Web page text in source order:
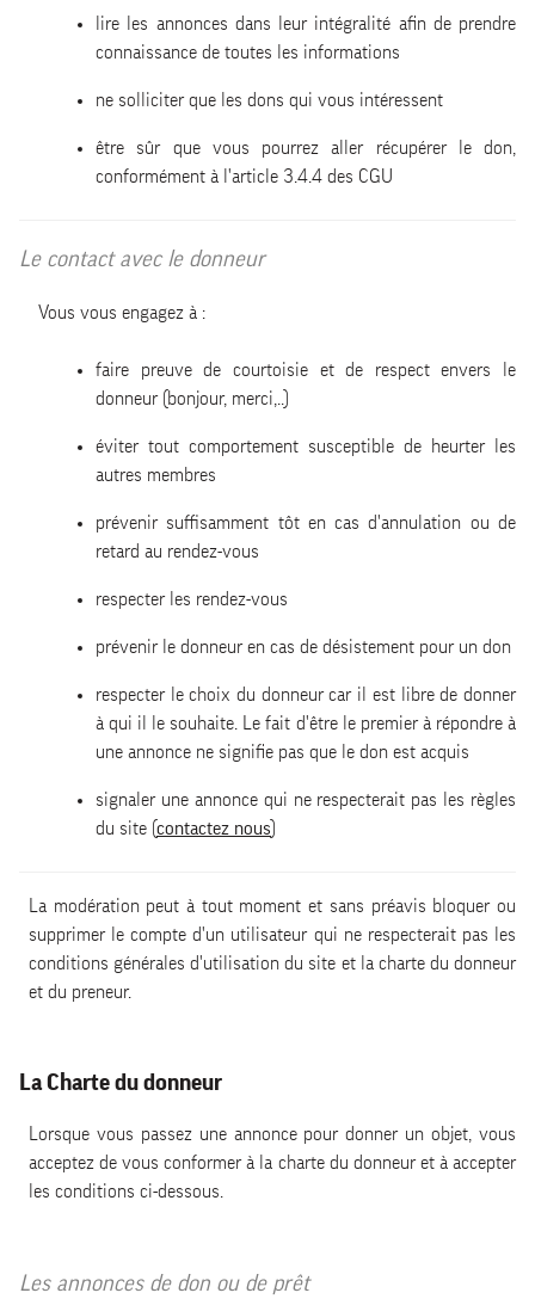
lire les annonces dans leur intégralité afin de prendre
connaissance de toutes les informations
ne solliciter que les dons qui vous intéressent
être sûr que vous pourrez aller récupérer le don,
conformément à l'article 3.4.4 des CGU
Le contact avec le donneur
Vous vous engagez à :
faire preuve de courtoisie et de respect envers le
donneur (bonjour, merci,..)
éviter tout comportement susceptible de heurter les
autres membres
prévenir suffisamment tôt en cas d'annulation ou de
retard au rendez-vous
respecter les rendez-vous
prévenir le donneur en cas de désistement pour un don
respecter le choix du donneur car il est libre de donner
à qui il le souhaite. Le fait d'être le premier à répondre à
une annonce ne signifie pas que le don est acquis
signaler une annonce qui ne respecterait pas les règles
du site (contactez nous)
La modération peut à tout moment et sans préavis bloquer ou
supprimer le compte d'un utilisateur qui ne respecterait pas les
conditions générales d'utilisation du site et la charte du donneur
et du preneur.
La Charte du donneur
Lorsque vous passez une annonce pour donner un objet, vous
acceptez de vous conformer à la charte du donneur et à accepter
les conditions ci-dessous.
Les annonces de don ou de prêt